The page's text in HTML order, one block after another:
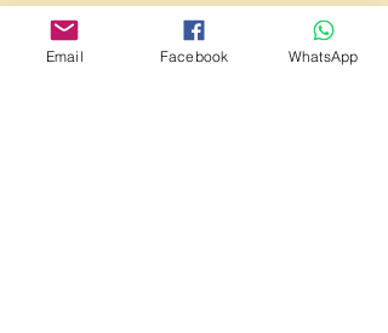
Email Facebook WhatsApp